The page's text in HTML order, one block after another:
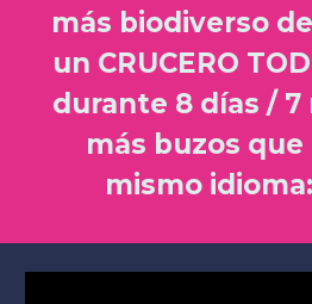
más biodiverso
un CRUCERO
durante 8 días / 7
más buzos
mismo